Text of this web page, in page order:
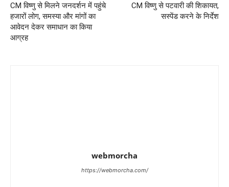
CM विष्णु से मिलने जनदर्शन में पहुंचे
हजारों लोग, समस्या और मांगों का
आवेदन देकर समाधान का किया
आग्रह
CM विष्णु से पटवारी की शिकायत,
सस्पेंड करने के निर्देश
webmorcha
https://webmorcha.com/